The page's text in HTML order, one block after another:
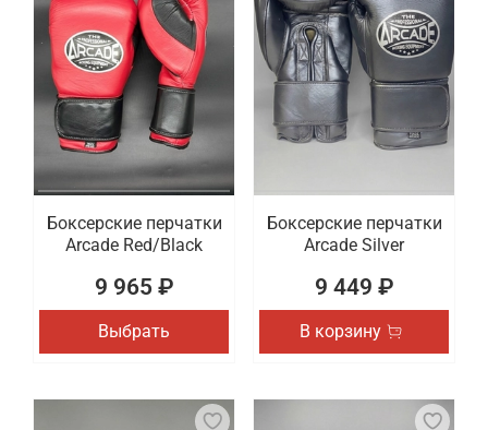
Боксерские перчатки
Arcade Red/Black
9 965 ₽
Выбрать
Боксерские перчатки
Arcade Silver
9 449 ₽
В корзину